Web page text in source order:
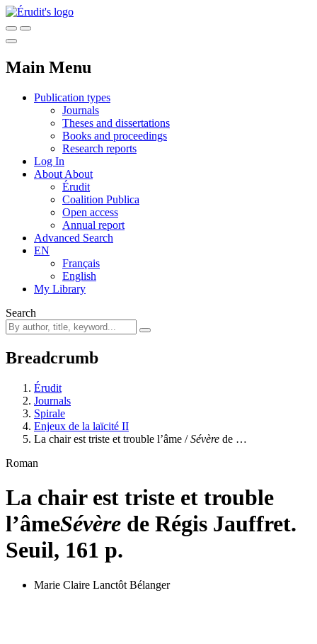
Main Menu
Publication types
Journals
Theses and dissertations
Books and proceedings
Research reports
Log In
About About
Érudit
Coalition Publica
Open access
Annual report
Advanced Search
EN
Français
English
My Library
Search
Breadcrumb
Érudit
Journals
Spirale
Enjeux de la laïcité II
La chair est triste et trouble l’âme /Sévère de …
Roman
La chair est triste et trouble
l’âmeSévère de Régis Jauffret.
Seuil, 161 p.
Marie Claire Lanctôt Bélanger